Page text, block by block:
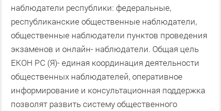
наблюдатели республики: федеральные,
республиканские общественные наблюдатели,
общественные наблюдатели пунктов проведения
экзаменов и онлайн- наблюдатели. Общая цель
ЕКОН РС (Я)- единая координация деятельности
общественных наблюдателей, оперативное
информирование и консультационная поддержка
позволят развить систему общественного